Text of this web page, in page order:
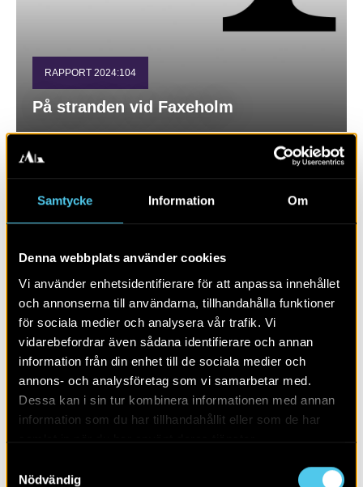
Samtycke Information Om
Denna webbplats använder cookies
Vi använder enhetsidentifierare för att anpassa innehållet
och annonserna till användarna, tillhandahålla funktioner
för sociala medier och analysera vår trafik. Vi
vidarebefordrar även sådana identifierare och annan
information från din enhet till de sociala medier och
annons- och analysföretag som vi samarbetar med.
Dessa kan i sin tur kombinera informationen med annan
information som du har tillhandahållit eller som de har
Nödvändig
RAPPORT 2024:104
På stranden vid Faxeholm
RAPPORT 2024:29
Ett par kokgropar och gropar